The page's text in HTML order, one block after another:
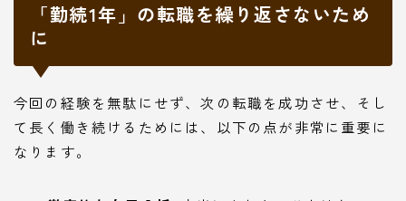
「勤続1年」の転職を繰り返さないため
に
今回の経験を無駄にせず、次の転職を成功させ、そし
て長く働き続けるためには、以下の点が非常に重要に
なります。